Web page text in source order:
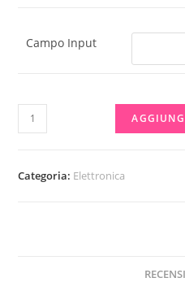
Campo Input
VR
+
Bluetooth
Categoria: Elettronica